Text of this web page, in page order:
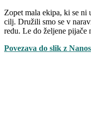
Zopet mala ekipa, ki se ni
cilj. Družili smo se v
redu. Le do željene
Povezava do slik z